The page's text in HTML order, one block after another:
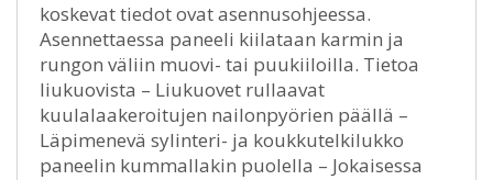
koskevat tiedot ovat asennusohjeessa.
Asennettaessa paneeli kiilataan karmin ja
rungon väliin muovi- tai puukiiloilla. Tietoa
liukuovista – Liukuovet rullaavat
kuulalaakeroitujen nailonpyörien päällä –
Läpimenevä sylinteri- ja koukkutelkilukko
paneelin kummallakin puolella – Jokaisessa